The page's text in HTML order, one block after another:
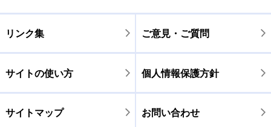
リンク集 ご意見・ご質問
サイトの使い方 個人情報保護方針
サイトマップ お問い合わせ